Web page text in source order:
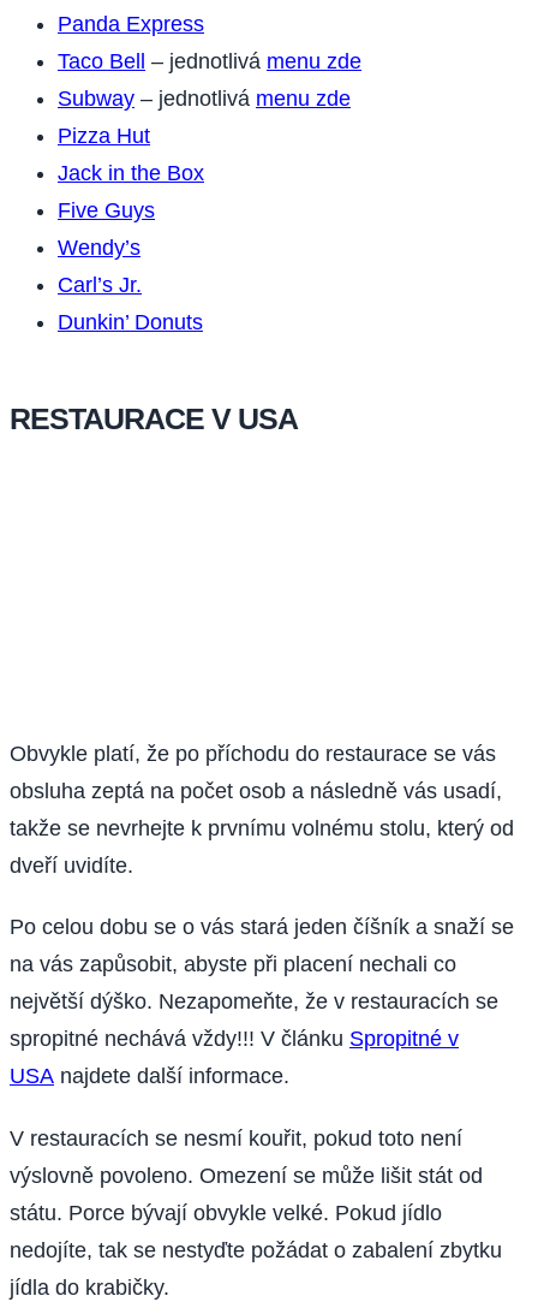
Panda Express
Taco Bell – jednotlivá menu zde
Subway – jednotlivá menu zde
Pizza Hut
Jack in the Box
Five Guys
Wendy’s
Carl’s Jr.
Dunkin’ Donuts
RESTAURACE V USA
Obvykle platí, že po příchodu do restaurace se vás
obsluha zeptá na počet osob a následně vás usadí,
takže se nevrhejte k prvnímu volnému stolu, který od
dveří uvidíte.
Po celou dobu se o vás stará jeden číšník a snaží se
na vás zapůsobit, abyste při placení nechali co
největší dýško. Nezapomeňte, že v restauracích se
spropitné nechává vždy!!! V článku Spropitné v
USA najdete další informace.
V restauracích se nesmí kouřit, pokud toto není
výslovně povoleno. Omezení se může lišit stát od
státu. Porce bývají obvykle velké. Pokud jídlo
nedojíte, tak se nestyďte požádat o zabalení zbytku
jídla do krabičky.